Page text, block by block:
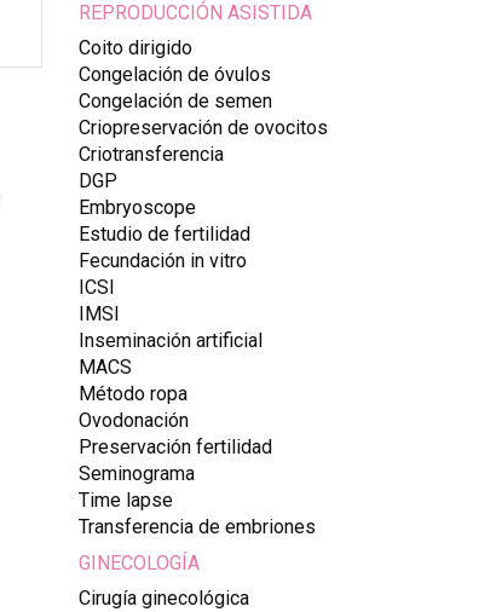
REPRODUCCIÓN ASISTIDA
Coito dirigido
Congelación de óvulos
Congelación de semen
Criopreservación de ovocitos
Criotransferencia
DGP
Embryoscope
Estudio de fertilidad
Fecundación in vitro
ICSI
IMSI
Inseminación artificial
MACS
Método ropa
Ovodonación
Preservación fertilidad
Seminograma
Time lapse
Transferencia de embriones
GINECOLOGÍA
Cirugía ginecológica